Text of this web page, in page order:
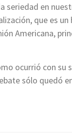
seriedad en
que es un
Americana,
ocurrió con su
sólo quedó